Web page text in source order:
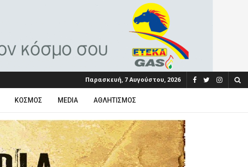
Παρασκευή, 7 Αυγούστου, 2026
ΚΌΣΜΟΣ MEDIA ΑΘΛΗΤΙΣΜΌΣ